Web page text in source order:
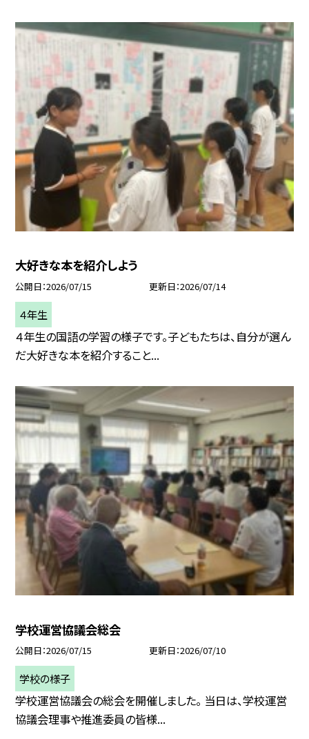
大好きな本を紹介しよう
公開日 2026/07/15 更新日 2026/07/14
４年生
４年生の国語の学習の様子です。子どもたちは、自分が選ん
だ大好きな本を紹介すること...
学校運営協議会総会
公開日 2026/07/15 更新日 2026/07/10
学校の様子
学校運営協議会の総会を開催しました。 当日は、学校運営
協議会理事や推進委員の皆様...